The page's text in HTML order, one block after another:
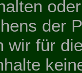
der
wir für